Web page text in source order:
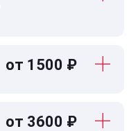
от 1500 ₽
от 3600 ₽